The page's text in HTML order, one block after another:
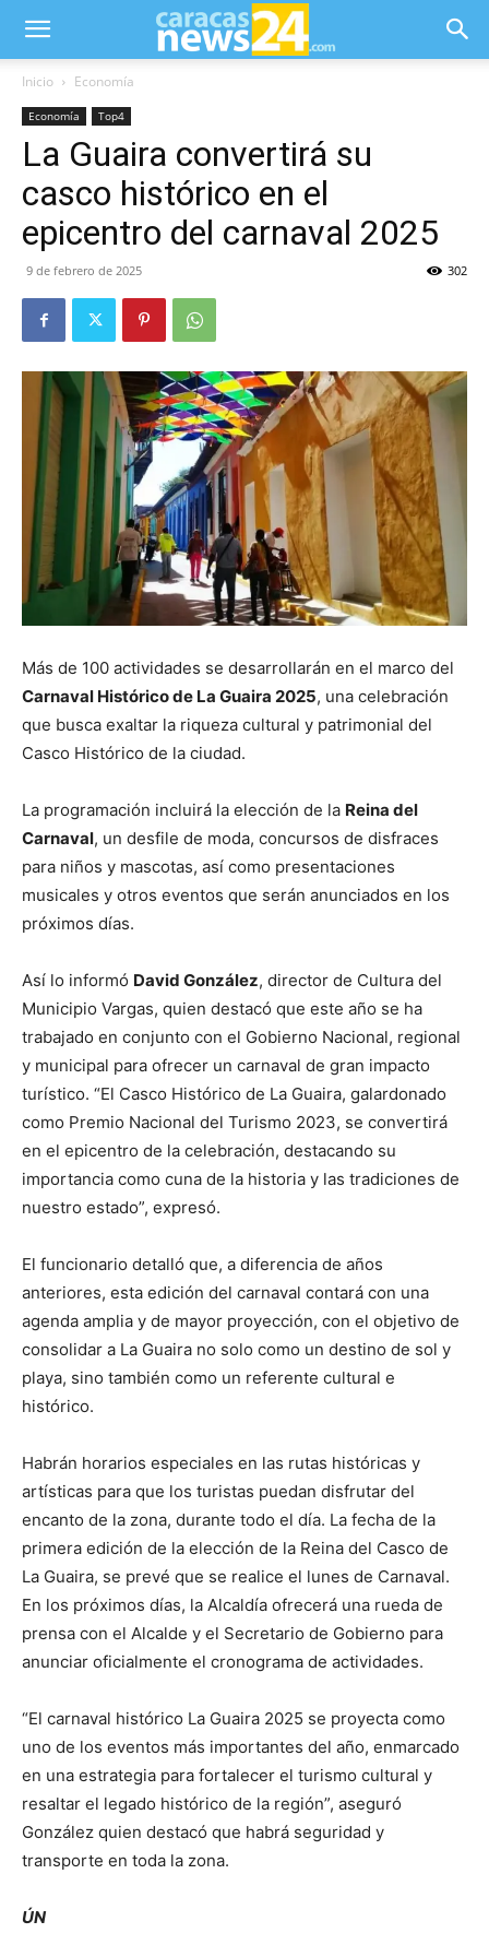
Inicio Economía
Economía Top4
La Guaira convertirá su
casco histórico en el
epicentro del carnaval 2025
9 de febrero de 2025 302
Más de 100 actividades se desarrollarán en el marco del
Carnaval Histórico de La Guaira 2025, una celebración
que busca exaltar la riqueza cultural y patrimonial del
Casco Histórico de la ciudad.
La programación incluirá la elección de la Reina del
Carnaval, un desfile de moda, concursos de disfraces
para niños y mascotas, así como presentaciones
musicales y otros eventos que serán anunciados en los
próximos días.
Así lo informó David González, director de Cultura del
Municipio Vargas, quien destacó que este año se ha
trabajado en conjunto con el Gobierno Nacional, regional
y municipal para ofrecer un carnaval de gran impacto
turístico. “El Casco Histórico de La Guaira, galardonado
como Premio Nacional del Turismo 2023, se convertirá
en el epicentro de la celebración, destacando su
importancia como cuna de la historia y las tradiciones de
nuestro estado”, expresó.
El funcionario detalló que, a diferencia de años
anteriores, esta edición del carnaval contará con una
agenda amplia y de mayor proyección, con el objetivo de
consolidar a La Guaira no solo como un destino de sol y
playa, sino también como un referente cultural e
histórico.
Habrán horarios especiales en las rutas históricas y
artísticas para que los turistas puedan disfrutar del
encanto de la zona, durante todo el día. La fecha de la
primera edición de la elección de la Reina del Casco de
La Guaira, se prevé que se realice el lunes de Carnaval.
En los próximos días, la Alcaldía ofrecerá una rueda de
prensa con el Alcalde y el Secretario de Gobierno para
anunciar oficialmente el cronograma de actividades.
“El carnaval histórico La Guaira 2025 se proyecta como
uno de los eventos más importantes del año, enmarcado
en una estrategia para fortalecer el turismo cultural y
resaltar el legado histórico de la región”, aseguró
González quien destacó que habrá seguridad y
transporte en toda la zona.
ÚN